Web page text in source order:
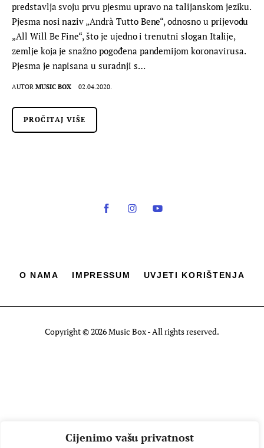
Cijenimo vašu privatnost
predstavlja svoju prvu pjesmu upravo na talijanskom jeziku.
Pjesma nosi naziv „Andrà Tutto Bene“, odnosno u prijevodu
„All Will Be Fine“, što je ujedno i trenutni slogan Italije,
zemlje koja je snažno pogođena pandemijom koronavirusa.
Pjesma je napisana u suradnji s…
AUTOR MUSIC BOX 02.04.2020.
PROČITAJ VIŠE
O NAMA IMPRESSUM UVJETI KORIŠTENJA
Copyright © 2026 Music Box - All rights reserved.